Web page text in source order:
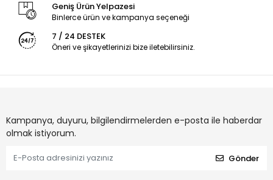
Geniş Ürün Yelpazesi
Binlerce ürün ve kampanya seçeneği
7 / 24 DESTEK
Öneri ve şikayetlerinizi bize iletebilirsiniz.
Kampanya, duyuru, bilgilendirmelerden e-posta ile haberdar
olmak istiyorum.
Gönder